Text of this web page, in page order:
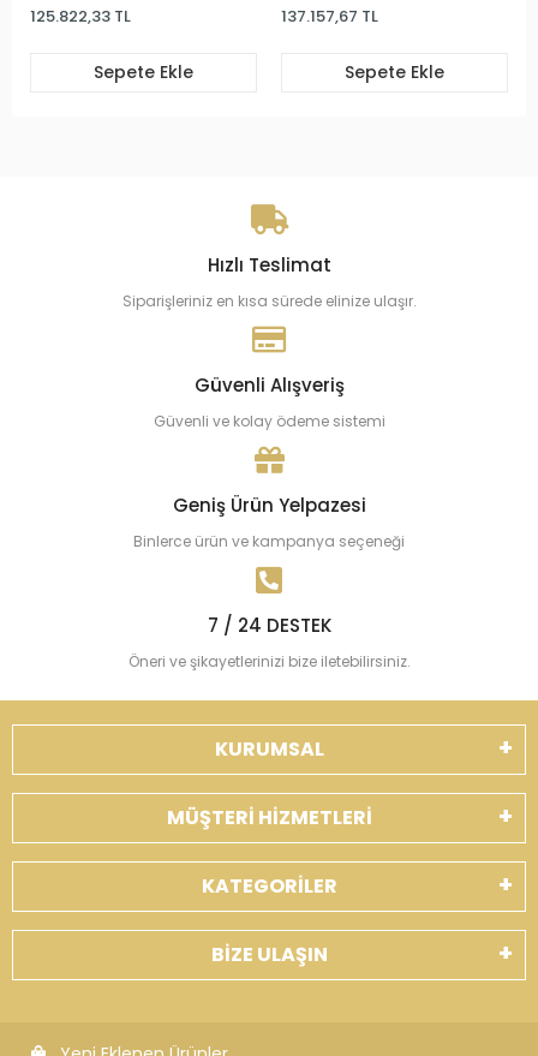
125.822,33 TL
Sepete Ekle
137.157,67 TL
Sepete Ekle
Hızlı Teslimat
Siparişleriniz en kısa sürede elinize ulaşır.
Güvenli Alışveriş
Güvenli ve kolay ödeme sistemi
Geniş Ürün Yelpazesi
Binlerce ürün ve kampanya seçeneği
7 / 24 DESTEK
Öneri ve şikayetlerinizi bize iletebilirsiniz.
KURUMSAL
MÜŞTERİ HİZMETLERİ
KATEGORİLER
BİZE ULAŞIN